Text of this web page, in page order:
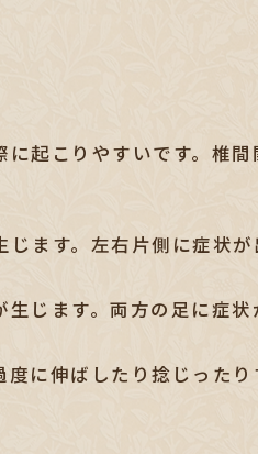
起こりやすいです。椎
ます。左右片側に症状が
じます。両方の足に症状
に伸ばしたり捻じった